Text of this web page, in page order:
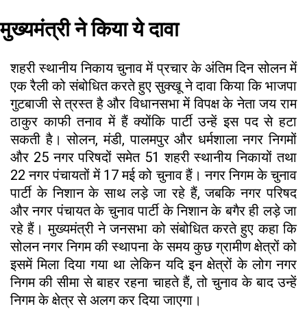
मुख्यमंत्री ने किया ये दावा
शहरी स्थानीय निकाय चुनाव में प्रचार के अंतिम दिन सोलन में
एक रैली को संबोधित करते हुए सुक्खू ने दावा किया कि भाजपा
गुटबाजी से त्रस्त है और विधानसभा में विपक्ष के नेता जय राम
ठाकुर काफी तनाव में हैं क्योंकि पार्टी उन्हें इस पद से हटा
सकती है। सोलन, मंडी, पालमपुर और धर्मशाला नगर निगमों
और 25 नगर परिषदों समेत 51 शहरी स्थानीय निकायों तथा
22 नगर पंचायतों में 17 मई को चुनाव हैं। नगर निगम के चुनाव
पार्टी के निशान के साथ लड़े जा रहे हैं, जबकि नगर परिषद
और नगर पंचायत के चुनाव पार्टी के निशान के बगैर ही लड़े जा
रहे हैं। मुख्यमंत्री ने जनसभा को संबोधित करते हुए कहा कि
सोलन नगर निगम की स्थापना के समय कुछ ग्रामीण क्षेत्रों को
इसमें मिला दिया गया था लेकिन यदि इन क्षेत्रों के लोग नगर
निगम की सीमा से बाहर रहना चाहते हैं, तो चुनाव के बाद उन्हें
निगम के क्षेत्र से अलग कर दिया जाएगा।